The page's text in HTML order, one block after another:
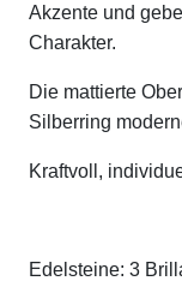
Akzente und
Charakter.
Die mattierte
Silberring
Kraftvoll,
Edelsteine: 3